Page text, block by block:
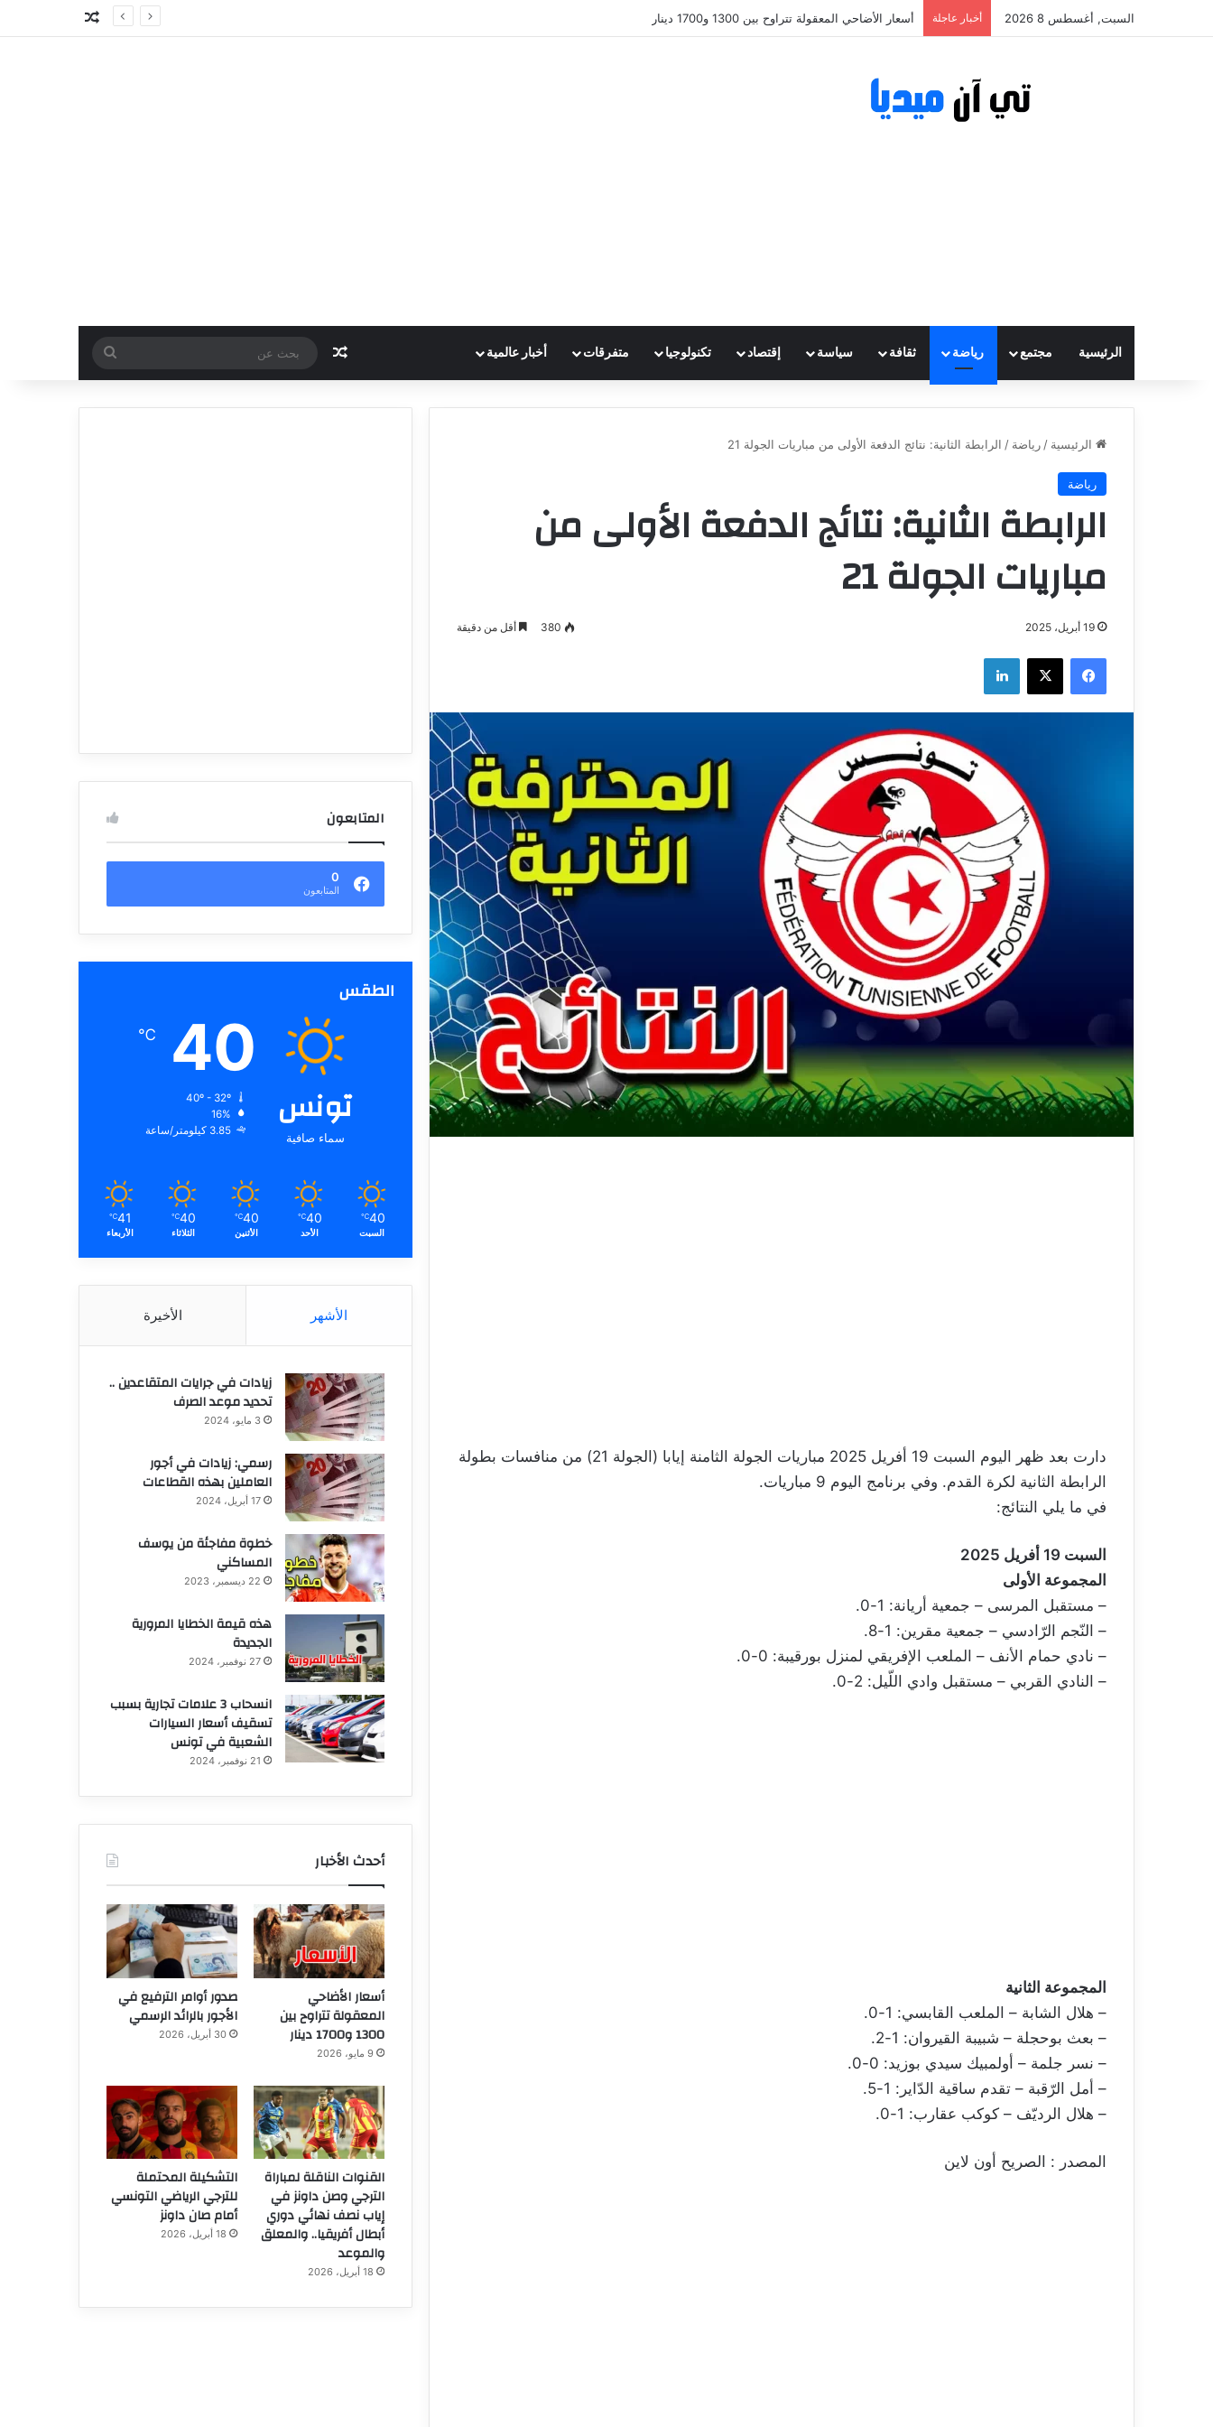
السبت, أغسطس 8 2026 أخبار عاجلة أسعار الأضاحي المعقولة تتراوح بين 1300 و1700 دينار مقال عشوائي
الرئيسية مجتمع رياضة ثقافة سياسة إقتصاد تكنولوجيا متفرقات أخبار عالمية مقال عشوائي
بحث
عن
الرئيسية / رياضة / الرابطة الثانية: نتائج الدفعة الأولى من مباريات الجولة 21
رياضة
الرابطة الثانية: نتائج الدفعة الأولى من
مباريات الجولة 21
19 أبريل، 2025 380 أقل من دقيقة
فيسبوك ‫X لينكدإن
دارت بعد ظهر اليوم السبت 19 أفريل 2025 مباريات الجولة الثامنة إيابا (الجولة 21) من منافسات بطولة
الرابطة الثانية لكرة القدم. وفي برنامج اليوم 9 مباريات.
في ما يلي النتائج:
السبت 19 أفريل 2025
المجموعة الأولى
– مستقبل المرسى – جمعية أريانة: 1-0.
– النّجم الرّادسي – جمعية مقرين: 1-8.
– نادي حمام الأنف – الملعب الإفريقي لمنزل بورقيبة: 0-0.
– النادي القربي – مستقبل وادي اللّيل: 2-0.
المجموعة الثانية
– هلال الشابة – الملعب القابسي: 1-0.
– بعث بوحجلة – شبيبة القيروان: 1-2.
– نسر جلمة – أولمبيك سيدي بوزيد: 0-0.
– أمل الرّقبة – تقدم ساقية الدّاير: 1-5.
– هلال الرديّف – كوكب عقارب: 1-0.
المصدر : الصريح أون لاين
المتابعون
0
المتابعون
الطقس
تونس
سماء صافية
40
℃
16%
3.85 كيلومتر/ساعة
40
℃
السبت
40
℃
الأحد
40
℃
الأثنين
40
℃
الثلاثاء
41
℃
الأربعاء
الأشهر الأخيرة
زيادات في جرايات المتقاعدين ..
تحديد موعد الصرف
3 مايو، 2024
رسمي: زيادات في أجور
العاملين بهذه القطاعات
17 أبريل، 2024
خطوة مفاجئة من يوسف
المساكني
22 ديسمبر، 2023
هذه قيمة الخطايا المرورية
الجديدة
27 نوفمبر، 2024
انسحاب 3 علامات تجارية بسبب
تسقيف أسعار السيارات
الشعبية في تونس
21 نوفمبر، 2024
أحدث الأخبار
أسعار الأضاحي
المعقولة تتراوح بين
1300 و1700 دينار
9 مايو، 2026
صدور أوامر الترفيع في
الأجور بالرائد الرسمي
30 أبريل، 2026
القنوات الناقلة لمباراة
الترجي وصن داونز في
إياب نصف نهائي دوري
أبطال أفريقيا.. والمعلق
والموعد
18 أبريل، 2026
التشكيلة المحتملة
للترجي الرياضي التونسي
أمام صان داونز
18 أبريل، 2026